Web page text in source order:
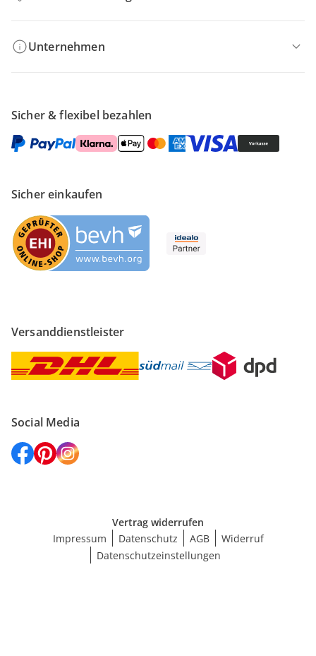
Unternehmen
Sicher & flexibel bezahlen
Sicher einkaufen
Versanddienstleister
Social Media
Vertrag widerrufen
Impressum
Datenschutz AGB
Widerruf
Datenschutzeinstellungen